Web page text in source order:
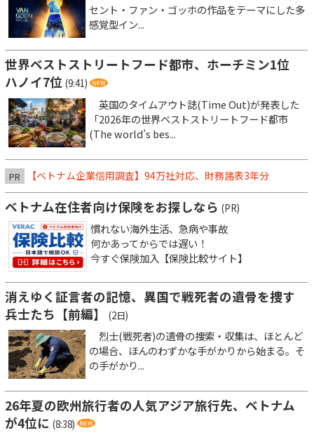
セント・ファン・ゴッホの作品をテーマにした多
感覚型イン...
世界ベストストリートフード都市、ホーチミン1位
ハノイ7位 (9:41)
英国のタイムアウト誌(Time Out)が発表した
「2026年の世界ベストストリートフード都市
(The world’s bes...
PR 【ベトナム企業信用調査】94万社対応、財務諸表3年分
ベトナム在住者向け保険をお探しなら (PR)
慣れない海外生活、急病や事故
何かあってからでは遅い！
今すぐ保険加入【保険比較サイト】
消えゆく証言者の記憶、異国で戦死者の遺骨を捜す
兵士たち【前編】
(2日)
烈士(戦死者)の遺骨の捜索・収集は、ほとんど
の場合、ほんのわずかな手がかりから始まる。そ
の手がかり...
26年夏の欧州旅行者の人気アジア旅行先、ベトナム
が4位に (8:38)